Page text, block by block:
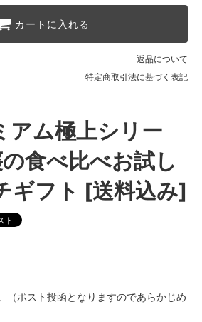
カートに入れる
返品について
特定商取引法に基づく表記
アム極上シリー
食べ比べお試し
ギフト [送料込み]
（ポスト投函となりますのであらかじめ